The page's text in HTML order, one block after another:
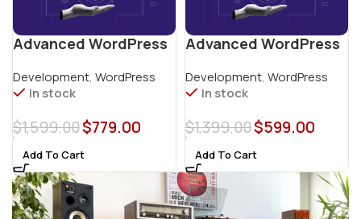
Advanced WordPress
Development, WordPress
In stock
$1,599.00$779.00
Add To Cart
Advanced WordPress
Development, WordPress
In stock
$1,399.00$599.00
Add To Cart